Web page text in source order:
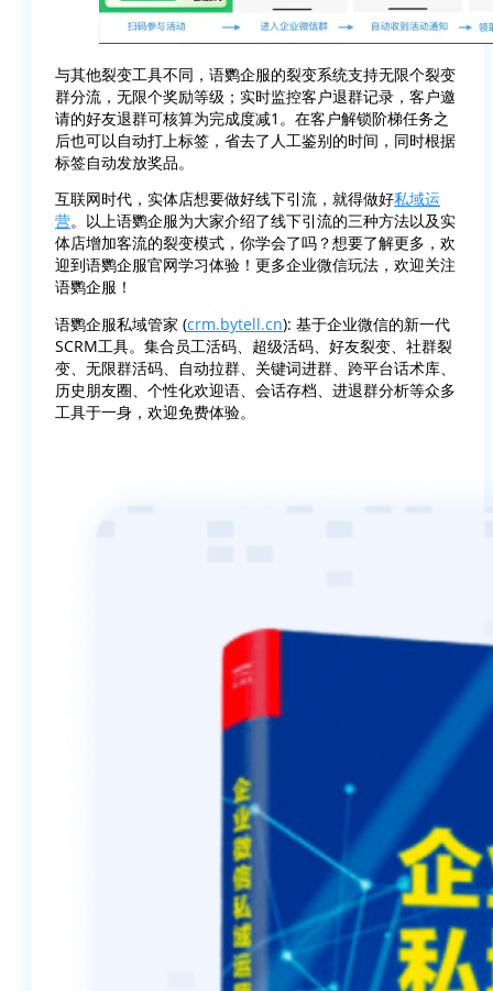
与其他裂变工具不同，语鹦企服的裂变系统支持无限个裂变
群分流，无限个奖励等级；实时监控客户退群记录，客户邀
请的好友退群可核算为完成度减1。在客户解锁阶梯任务之
后也可以自动打上标签，省去了人工鉴别的时间，同时根据
标签自动发放奖品。
互联网时代，实体店想要做好线下引流，就得做好私域运
营。以上语鹦企服为大家介绍了线下引流的三种方法以及实
体店增加客流的裂变模式，你学会了吗？想要了解更多，欢
迎到语鹦企服官网学习体验！更多企业微信玩法，欢迎关注
语鹦企服！
语鹦企服私域管家 (crm.bytell.cn): 基于企业微信的新一代
SCRM工具。集合员工活码、超级活码、好友裂变、社群裂
变、无限群活码、自动拉群、关键词进群、跨平台话术库、
历史朋友圈、个性化欢迎语、会话存档、进退群分析等众多
工具于一身，欢迎免费体验。